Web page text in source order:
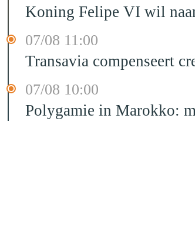
Koning Felipe VI wil
07/08 11:00
Transavia compenseert
07/08 10:00
Polygamie in Marokko: